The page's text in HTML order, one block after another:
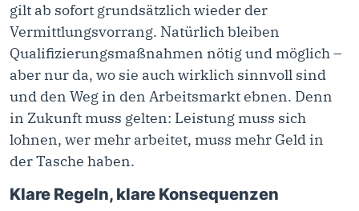
gilt ab sofort grundsätzlich wieder der
Vermittlungsvorrang. Natürlich bleiben
Qualifizierungsmaßnahmen nötig und möglich –
aber nur da, wo sie auch wirklich sinnvoll sind
und den Weg in den Arbeitsmarkt ebnen. Denn
in Zukunft muss gelten: Leistung muss sich
lohnen, wer mehr arbeitet, muss mehr Geld in
der Tasche haben.
Klare Regeln, klare Konsequenzen